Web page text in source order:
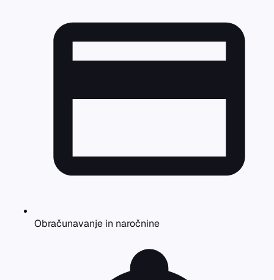
Obračunavanje in naročnine